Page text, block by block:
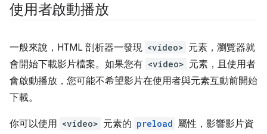
使用者啟動播放
一般來說，HTML 剖析器一發現 <video> 元素，瀏覽器就
會開始下載影片檔案。如果您有 <video> 元素，且使用者
會啟動播放，您可能不希望影片在使用者與元素互動前開始
下載。
你可以使用 <video> 元素的 preload 屬性，影響影片資